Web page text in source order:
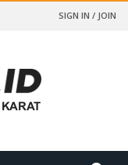
SIGN IN / JOIN